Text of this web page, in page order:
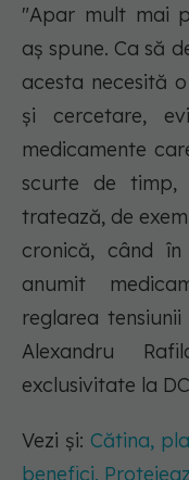
"Apar mult mai
aș spune. Ca să
acesta necesită
și cercetare,
medicamente
scurte de timp,
tratează, de
cronică, când
anumit
reglarea
Alexandru
exclusivitate la
Vezi și:Cătina,
benefici.